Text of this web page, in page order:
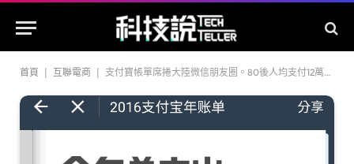
首頁 互聯電商 支付寶帳單席捲大陸微信朋友圈。80後人均支付12萬元！(轉載)